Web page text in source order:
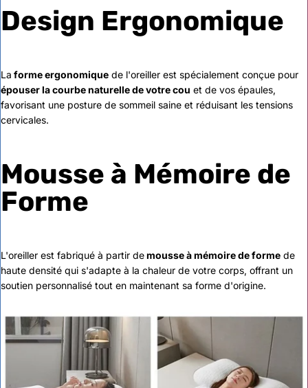
Design Ergonomique
La forme ergonomique de l'oreiller est spécialement conçue pour
épouser la courbe naturelle de votre cou et de vos épaules,
favorisant une posture de sommeil saine et réduisant les tensions
cervicales.
Mousse à Mémoire de
Forme
L'oreiller est fabriqué à partir demousse à mémoire de forme de
haute densité qui s'adapte à la chaleur de votre corps, offrant un
soutien personnalisé tout en maintenant sa forme d'origine.